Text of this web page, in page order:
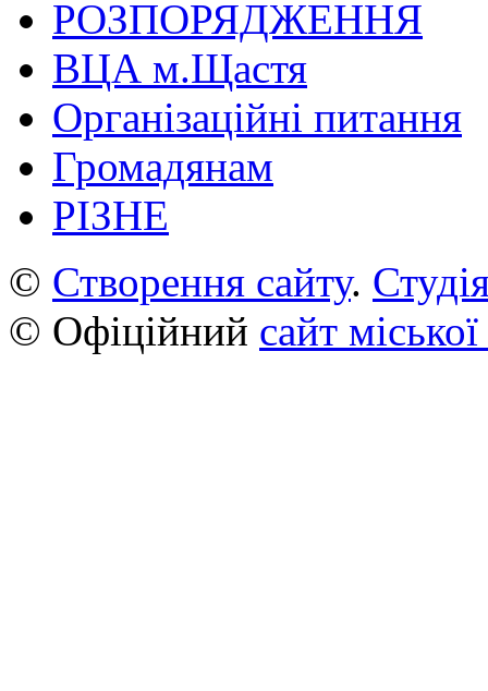
РОЗПОРЯДЖЕННЯ
ВЦА м.Щастя
Організаційні питання
Громадянам
РІЗНЕ
© Створення сайту.
© Офіційний сайт